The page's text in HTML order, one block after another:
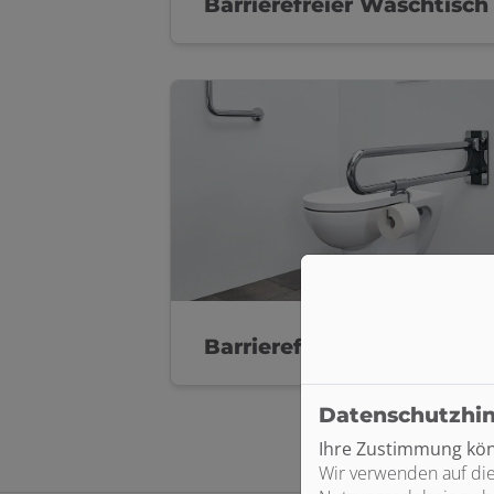
Barrierefreies WC
Ihre Zustimmung
Wir verwenden auf